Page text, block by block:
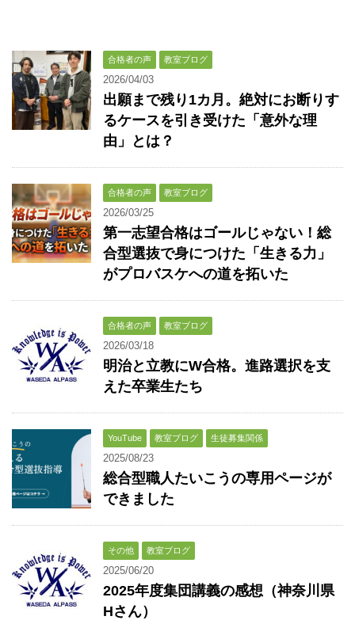
合格者の声 教室ブログ
2026/04/03
出願まで残り1カ月。絶対にお断りす
るケースを引き受けた「意外な理
由」とは？
合格者の声 教室ブログ
2026/03/25
第一志望合格はゴールじゃない！総
合型選抜で身につけた「生きる力」
がプロバスケへの道を拓いた
合格者の声 教室ブログ
2026/03/18
明治と立教にW合格。進路選択を支
えた卒業生たち
YouTube 教室ブログ 生徒募集関係
2025/08/23
総合型職人たいこうの専用ページが
できました
その他 教室ブログ
2025/06/20
2025年度集団講義の感想（神奈川県
Hさん）